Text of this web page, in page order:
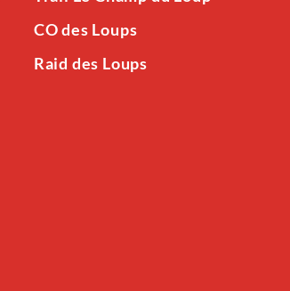
CO des Loups
Raid des Loups